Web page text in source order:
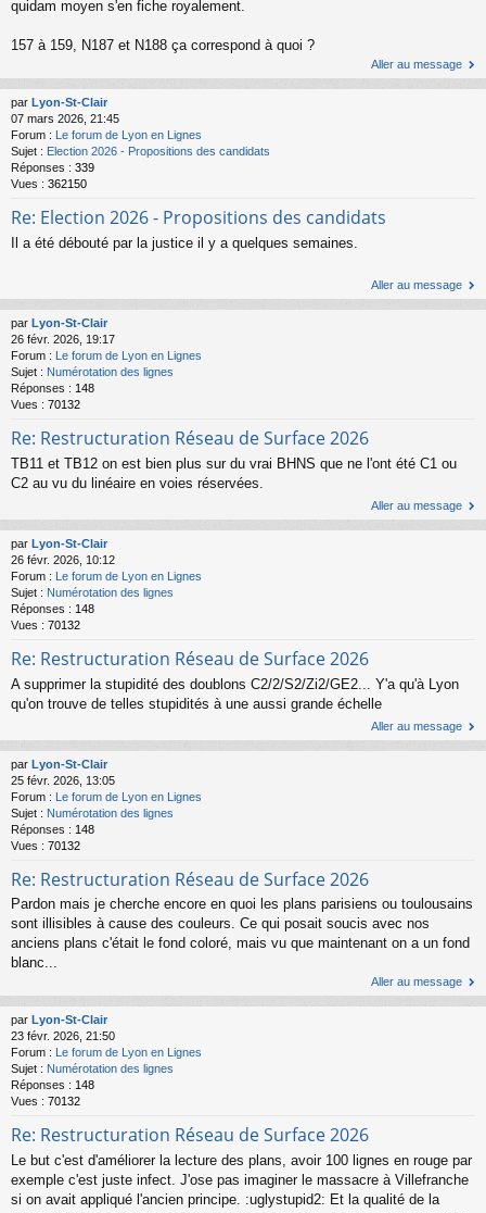
quidam moyen s'en fiche royalement.
157 à 159, N187 et N188 ça correspond à quoi ?
Aller au message
par Lyon-St-Clair
07 mars 2026, 21:45
Forum :
Le forum de Lyon en Lignes
Sujet : Election 2026 - Propositions des candidats
Réponses : 339
Vues : 362150
Re: Election 2026 - Propositions des candidats
Il a été débouté par la justice il y a quelques semaines.
Aller au message
par Lyon-St-Clair
26 févr. 2026, 19:17
Forum : Le forum de Lyon en Lignes
Sujet : Numérotation des lignes
Réponses : 148
Vues : 70132
Re: Restructuration Réseau de Surface 2026
TB11 et TB12 on est bien plus sur du vrai BHNS que ne l'ont été C1 ou
C2 au vu du linéaire en voies réservées.
Aller au message
par Lyon-St-Clair
26 févr. 2026, 10:12
Forum : Le forum de Lyon en Lignes
Sujet : Numérotation des lignes
Réponses : 148
Vues : 70132
Re: Restructuration Réseau de Surface 2026
A supprimer la stupidité des doublons C2/2/S2/Zi2/GE2... Y'a qu'à Lyon
qu'on trouve de telles stupidités à une aussi grande échelle
Aller au message
par Lyon-St-Clair
25 févr. 2026, 13:05
Forum : Le forum de Lyon en Lignes
Sujet : Numérotation des lignes
Réponses : 148
Vues : 70132
Re: Restructuration Réseau de Surface 2026
Pardon mais je cherche encore en quoi les plans parisiens ou toulousains
sont illisibles à cause des couleurs. Ce qui posait soucis avec nos
anciens plans c'était le fond coloré, mais vu que maintenant on a un fond
blanc...
Aller au message
par Lyon-St-Clair
23 févr. 2026, 21:50
Forum : Le forum de Lyon en Lignes
Sujet : Numérotation des lignes
Réponses : 148
Vues : 70132
Re: Restructuration Réseau de Surface 2026
Le but c'est d'améliorer la lecture des plans, avoir 100 lignes en rouge par
exemple c'est juste infect. J'ose pas imaginer le massacre à Villefranche
si on avait appliqué l'ancien principe. :uglystupid2: Et la qualité de la